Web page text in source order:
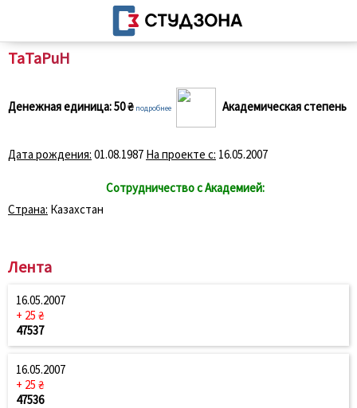
TaTaPuH
Денежная единица:50 ₴ подробнее Академическая степень
Дата рождения: 01.08.1987 На проекте с: 16.05.2007
Страна: Казахстан
Сотрудничество с Академией:
Лента
16.05.2007
+ 25 ₴
47537
16.05.2007
+ 25 ₴
47536